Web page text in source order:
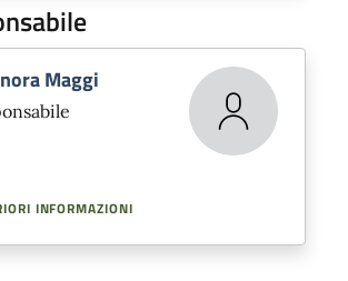
Maggi
INFORMAZIONI